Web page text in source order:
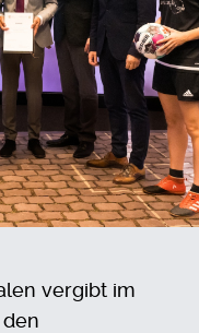
vergibt im